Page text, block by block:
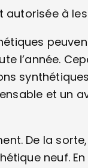
à
l’année.
et un
De la
neuf.